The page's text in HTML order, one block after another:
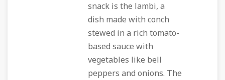
snack is the lambi, a
dish made with conch
stewed in a rich tomato-
based sauce with
vegetables like bell
peppers and onions. The